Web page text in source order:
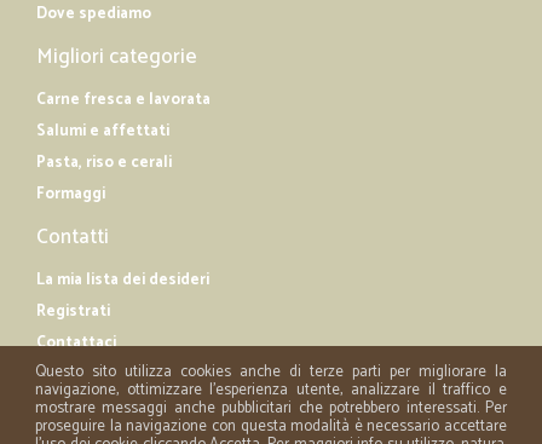
Dove spediamo
Migliori categorie
Carne fresca e lavorata
Salumi e affettati
Pasta, riso e cerali
Formaggi
Contatti
La mia lista dei desideri
Registrati
Contattaci
Questo sito utilizza cookies anche di terze parti per migliorare la
navigazione, ottimizzare l'esperienza utente, analizzare il traffico e
mostrare messaggi anche pubblicitari che potrebbero interessati. Per
proseguire la navigazione con questa modalità è necessario accettare